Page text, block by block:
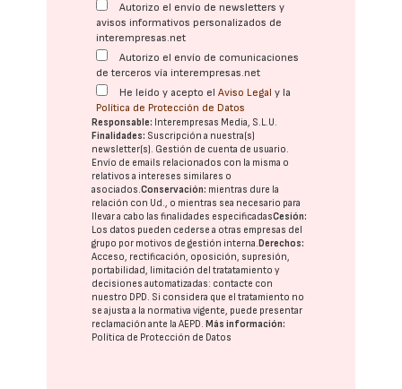
Autorizo el envío de newsletters y
avisos informativos personalizados de
interempresas.net
Autorizo el envío de comunicaciones
de terceros vía interempresas.net
He leído y acepto elAviso Legal y la
Política de Protección de Datos
Responsable: Interempresas Media, S.L.U.
Finalidades: Suscripción a nuestra(s)
newsletter(s). Gestión de cuenta de usuario.
Envío de emails relacionados con la misma o
relativos a intereses similares o
asociados.Conservación: mientras dure la
relación con Ud., o mientras sea necesario para
llevar a cabo las finalidades especificadasCesión:
Los datos pueden cederse a otras empresas del
grupo por motivos de gestión interna. Derechos:
Acceso, rectificación, oposición, supresión,
portabilidad, limitación del tratatamiento y
decisiones automatizadas: contacte con
nuestro DPD. Si considera que el tratamiento no
se ajusta a la normativa vigente, puede presentar
reclamación ante laAEPD. Más información:
Política de Protección de Datos